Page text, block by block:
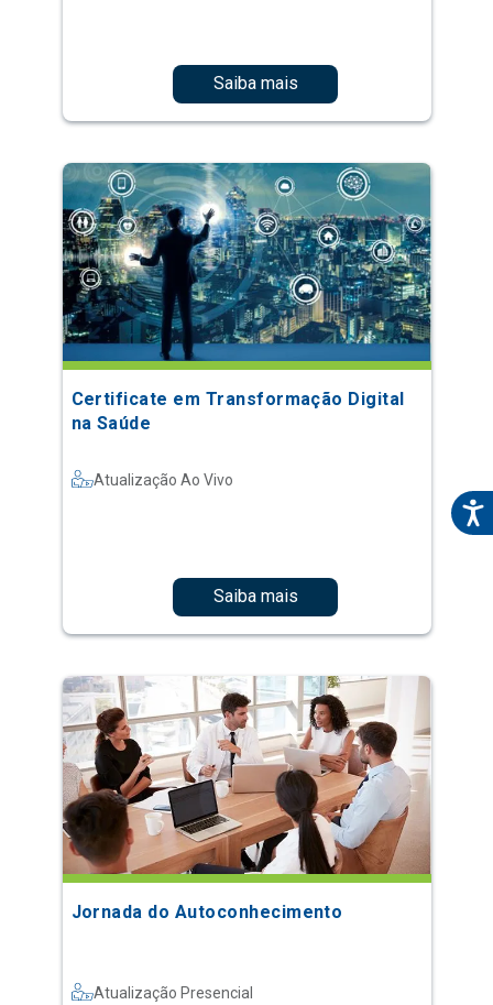
Saiba mais
Certificate em Transformação Digital
na Saúde
Atualização Ao Vivo
Saiba mais
Jornada do Autoconhecimento
Atualização Presencial